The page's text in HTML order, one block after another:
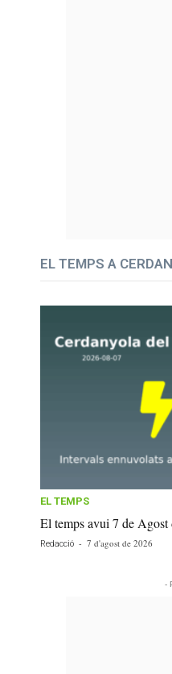
EL TEMPS A
EL TEMPS
El temps avui 7 de Agost
Redacció - 7 d'agost de 2026
-